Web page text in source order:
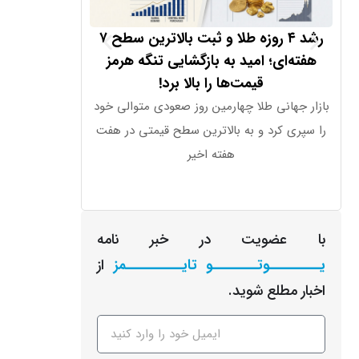
رشد ۴ روزه طلا و ثبت بالاترین سطح ۷
هفته‌ای؛ امید به بازگشایی تنگه هرمز
قیمت‌ها را بالا برد!
بازار جهانی طلا چهارمین روز صعودی متوالی خود
را سپری کرد و به بالاترین سطح قیمتی در هفت
هفته اخیر
با عضویت در خبر نامه
یـــــــــوتــــــــو تایــــــــــمز از
اخبار مطلع شوید.